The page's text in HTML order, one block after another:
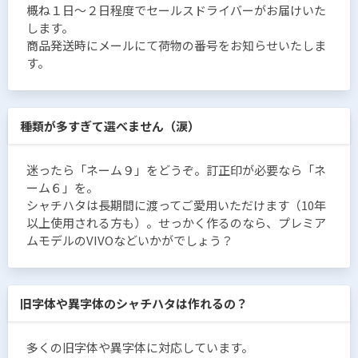
概ね１日〜２日程度でセールスドライバーがお届けいた
します。
商品発送時にメールにて荷物の番号をお知らせいたしま
す。
種類が多すぎて選べません（涙）
迷ったら「ネーム９」をどうぞ。訂正印が必要なら「ネ
ーム６」を。
シャチハタは長期間に渡ってご愛用いただけます（10年
以上使用される方も）。せっかく作るのなら、プレミア
ムモデルのVIVOなどいかがでしょう？
旧字体や異字体のシャチハタは作れるの？
多くの旧字体や異字体に対応しています。